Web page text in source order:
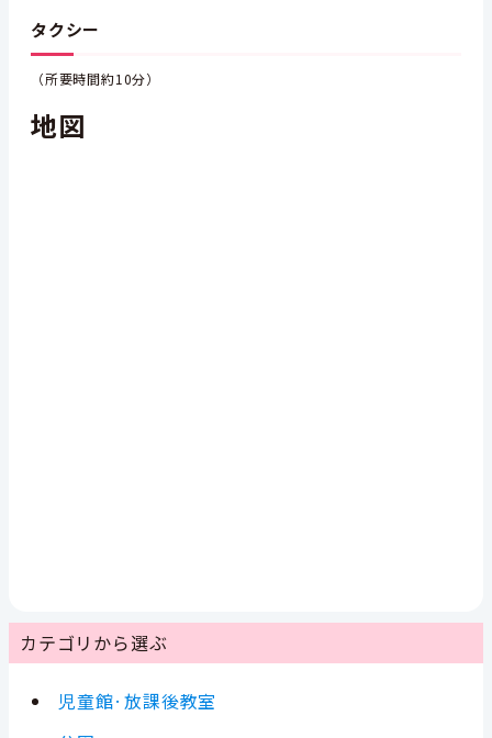
タクシー
（所要時間約10分）
地図
カテゴリから選ぶ
児童館·放課後教室